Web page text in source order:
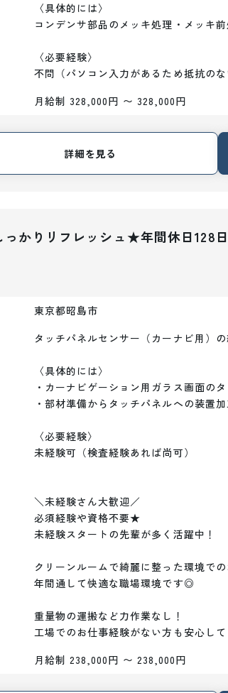
〈具体的には〉
コンデンサ部品のメッキ処理・メッキ
〈必要経験〉
不問（パソコン入力があるため抵抗のな
月給制 328,000円 〜 328,000円
詳細を見る
かりリフレッシュ★年間休日128
東京都昭島市
タッチパネルセンサー（カーナビ用）
〈具体的には〉
・カーナビゲーション用ガラス画面の
・部材準備からタッチパネルへの装置
〈必要経験〉
未経験可（検査経験あれば尚可）
＼未経験さん大歓迎／
必須経験や資格不要★
未経験スタートの先輩が多く活躍中！
クリーンルームで綺麗に整った環境で
年間通して快適な職場環境です◎
重量物の運搬など力作業なし！
工場でのお仕事経験がない方も安心し
月給制 238,000円 〜 238,000円